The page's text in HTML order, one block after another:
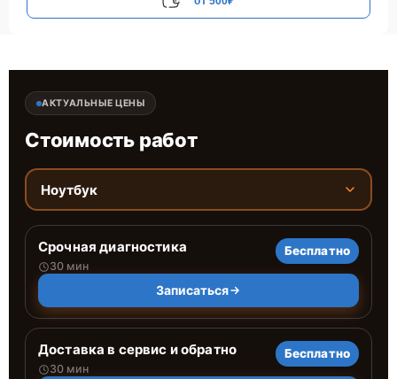
АКТУАЛЬНЫЕ ЦЕНЫ
Стоимость работ
Ноутбук
Срочная диагностика
30 мин
Бесплатно
Записаться
Доставка в сервис и обратно
30 мин
Бесплатно